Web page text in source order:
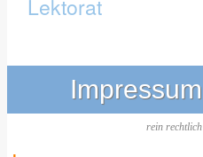
Impressum
rein rechtlich